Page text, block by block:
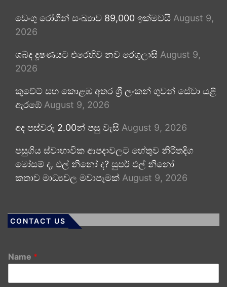
ඩෙංගු රෝගීන් සංඛ්‍යාව 89,000 ඉක්මවයි August 9,
2026
ශබ්ද දූෂණයට එරෙහිව නව රෙගුලාසි August 9,
2026
කුවේට් සහ කොළඹ අතර ශ්‍රී ලංකන් ගුවන් සේවා යළි
ඇරඹේ August 9, 2026
අද පස්වරු 2.00න් පසු වැසි August 9, 2026
පසුගිය ස්වාභාවික ආපදාවලට හේතුව නිරිතදිග
මෝසම් ද, එල් නිනෝ ද? සුපර් එල් නිනෝ
කතාව මාධ්‍යවල මවාපෑමක් August 9, 2026
CONTACT US
Name *